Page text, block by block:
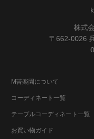
株式
〒662-0026
M苦楽園について
コーディネート一覧
テーブルコーディネート一覧
お買い物ガイド